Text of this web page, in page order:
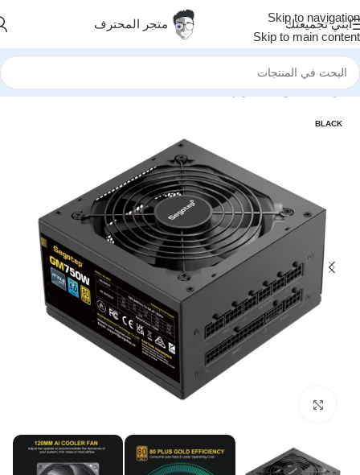
Skip to navigation
Skip to main content
ابني تجميعتك متجر المحترف
الرئيسية/قطع الكمبيوتر
BLACK